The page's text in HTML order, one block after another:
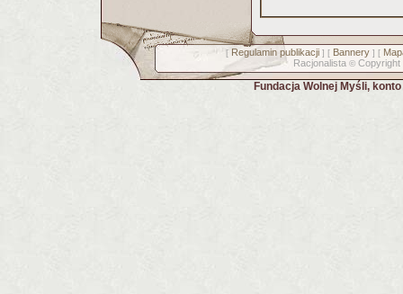
[ Regulamin publikacji] [ Bannery] [
Racjonalista © Copyright
Fundacja Wolnej Myśli,